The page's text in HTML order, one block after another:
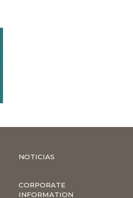
NOTICIAS
CORPORATE
INFORMATION